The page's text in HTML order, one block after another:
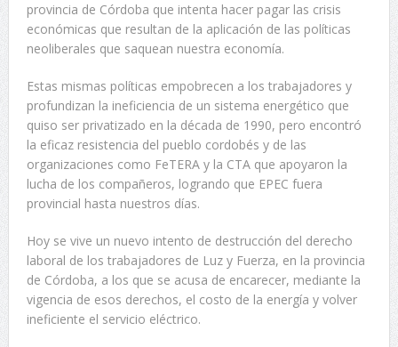
provincia de Córdoba que intenta hacer pagar las crisis
económicas que resultan de la aplicación de las políticas
neoliberales que saquean nuestra economía.
Estas mismas políticas empobrecen a los trabajadores y
profundizan la ineficiencia de un sistema energético que
quiso ser privatizado en la década de 1990, pero encontró
la eficaz resistencia del pueblo cordobés y de las
organizaciones como FeTERA y la CTA que apoyaron la
lucha de los compañeros, logrando que EPEC fuera
provincial hasta nuestros días.
Hoy se vive un nuevo intento de destrucción del derecho
laboral de los trabajadores de Luz y Fuerza, en la provincia
de Córdoba, a los que se acusa de encarecer, mediante la
vigencia de esos derechos, el costo de la energía y volver
ineficiente el servicio eléctrico.